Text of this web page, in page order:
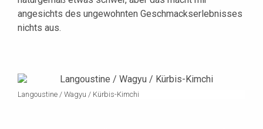
angesichts des ungewohnten Geschmackserlebnisses
nichts aus.
Langoustine / Wagyu / Kürbis-Kimchi